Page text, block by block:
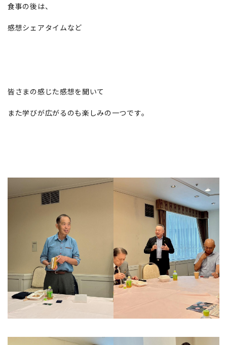
食事の後は、
感想シェアタイムなど
皆さまの感じた感想を聞いて
また学びが広がるのも楽しみの一つです。